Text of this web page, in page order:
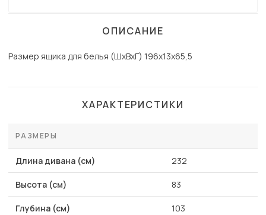
ОПИСАНИЕ
Размер ящика для белья (ШхВхГ) 196х13х65,5
ХАРАКТЕРИСТИКИ
РАЗМЕРЫ
Длина дивана (см) 232
Высота (см) 83
Глубина (см) 103